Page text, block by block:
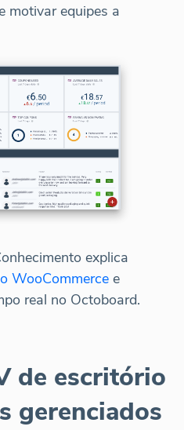
motivar equipes a
explica
WooCommerce e
real no Octoboard.
de escritório
gerenciados